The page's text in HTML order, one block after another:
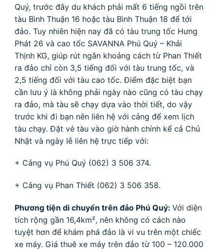
Quý, trước đây du khách phải mất 6 tiếng ngồi trên
tàu Bình Thuận 16 hoặc tàu Bình Thuận 18 để tới
đảo. Tuy nhiên hiện nay đã có tàu trung tốc Hưng
Phát 26 và cao tốc SAVANNA Phú Quý – Khải
Thịnh KG, giúp rút ngắn khoảng cách từ Phan Thiết
ra đảo chỉ còn 3,5 tiếng đối với tàu trung tốc, và
2,5 tiếng đối với tàu cao tốc. Điểm đặc biệt bạn
cần lưu ý là không phải ngày nào cũng có tàu chạy
ra đảo, mà tàu sẽ chạy dựa vào thời tiết, do vậy
trước khi đi bạn nên liên hệ với cảng để xem lịch
tàu chạy.Đặt vé tàu vào giờ hành chính kể cả Chủ
Nhật và ngày lễ liên hệ trực tiếp với:
+ Cảng vụ Phú Quý (062) 3 506 374.
+ Cảng vụ Phan Thiết (062) 3 506 358.
Phương tiện di chuyển trên đảo Phú Quý: Với diện
tích rộng gần 16,4km², nên không có cách nào
tuyệt hơn để khám phá đảo là vi vu trên một chiếc
xe máy. Giá thuê xe máy trên đảo từ 100 – 120.000